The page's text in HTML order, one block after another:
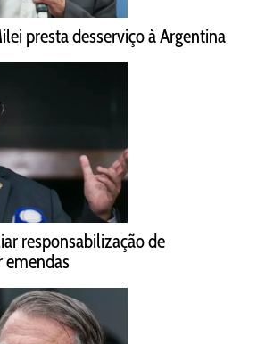
presta desserviço à Argentina
responsabilização de
emendas